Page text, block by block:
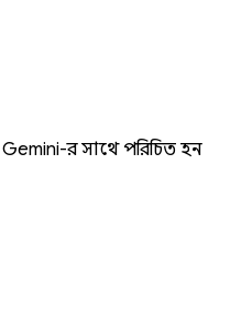
Gemini-র সাথে পরিচিত হন